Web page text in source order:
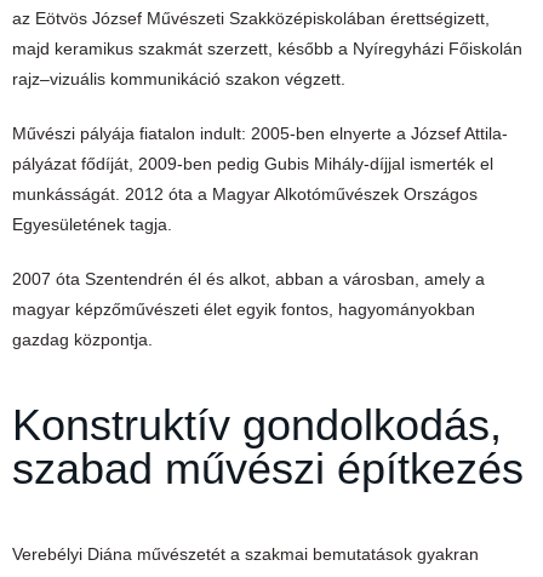
az Eötvös József Művészeti Szakközépiskolában érettségizett,
majd keramikus szakmát szerzett, később a Nyíregyházi Főiskolán
rajz–vizuális kommunikáció szakon végzett.
Művészi pályája fiatalon indult: 2005-ben elnyerte a József Attila-
pályázat fődíját, 2009-ben pedig Gubis Mihály-díjjal ismerték el
munkásságát. 2012 óta a Magyar Alkotóművészek Országos
Egyesületének tagja.
2007 óta Szentendrén él és alkot, abban a városban, amely a
magyar képzőművészeti élet egyik fontos, hagyományokban
gazdag központja.
Konstruktív gondolkodás,
szabad művészi építkezés
Verebélyi Diána művészetét a szakmai bemutatások gyakran